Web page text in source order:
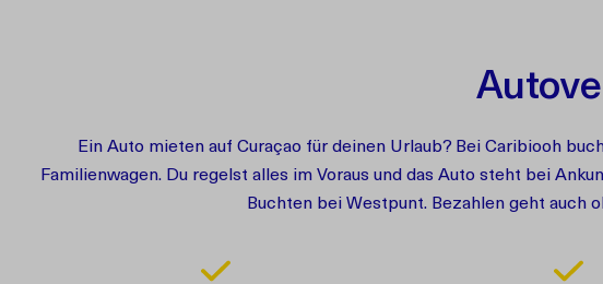
Ein Auto mieten auf Curaçao für deinen Urlaub? Bei Caribiooh
Familienwagen. Du regelst alles im Voraus und das Auto steht bei
Buchten bei Westpunt. Bezahlen geht auch